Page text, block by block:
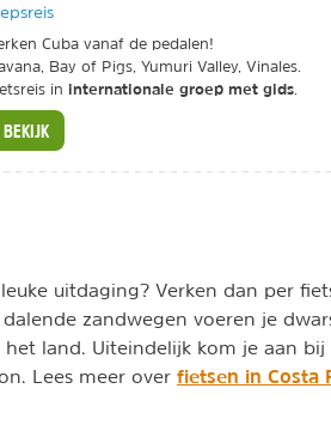
Cuba vanaf de pedalen!
Bay of Pigs, Yumuri Valley, Vinales.
in internationale groep met gids
BEKIJK
uitdaging? Verken dan per
dalende zandwegen voeren je
land. Uiteindelijk kom je aan
Lees meer over fietsen in Costa